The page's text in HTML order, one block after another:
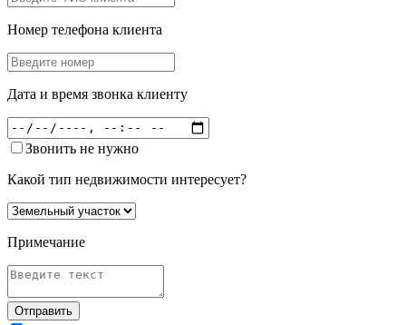
Номер телефона клиента
Дата и время звонка клиенту
Звонить не нужно
Какой тип недвижимости интересует?
Примечание
Отправить